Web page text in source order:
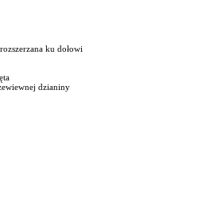
ku dołowi
dzianiny